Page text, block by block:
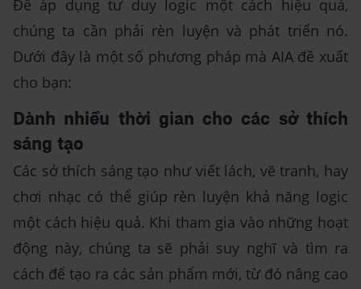
Để áp dụng tư duy logic một cách hiệu quả,
chúng ta cần phải rèn luyện và phát triển nó.
Dưới đây là một số phương pháp mà AIA đề xuất
cho bạn:
Dành nhiều thời gian cho các sở thích
sáng tạo
Các sở thích sáng tạo như viết lách, vẽ tranh, hay
chơi nhạc có thể giúp rèn luyện khả năng logic
một cách hiệu quả. Khi tham gia vào những hoạt
động này, chúng ta sẽ phải suy nghĩ và tìm ra
cách để tạo ra các sản phẩm mới, từ đó nâng cao